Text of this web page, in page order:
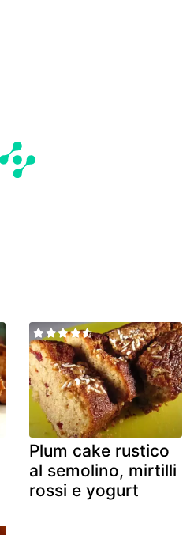
Plum cake rustico
al semolino, mirtilli
rossi e yogurt